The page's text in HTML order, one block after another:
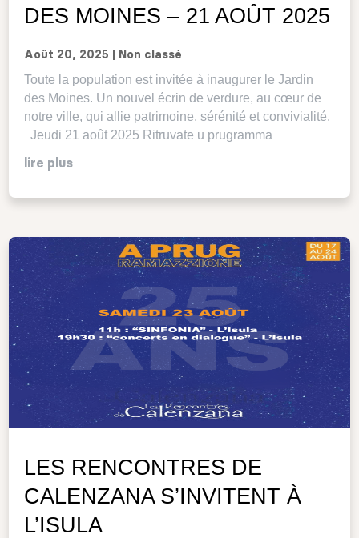
DES MOINES – 21 AOÛT 2025
Août 20, 2025 Non classé
Toute la population est invitée à inaugurer le Jardin
des Moines. Un nouvel écrin de verdure, au cœur de
notre ville, qui allie patrimoine, sérénité et convivialité.
Jeudi 21 août 2025 Ritruvate u prugramma
lire plus
LES RENCONTRES DE
CALENZANA S’INVITENT À
L’ISULA